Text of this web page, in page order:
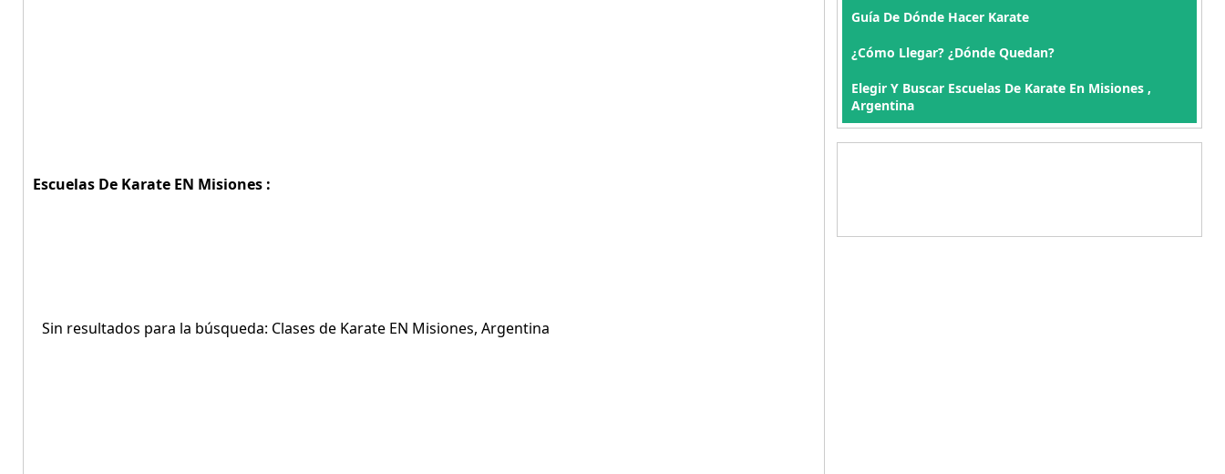
Escuelas De Karate EN Misiones :
Sin resultados para la búsqueda: Clases de Karate EN Misiones, Argentina
Guía De Dónde Hacer Karate
¿Cómo Llegar? ¿Dónde Quedan?
Elegir Y Buscar Escuelas De Karate En Misiones ,
Argentina